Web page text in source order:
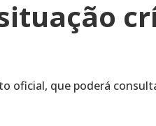
oficial, que poderá